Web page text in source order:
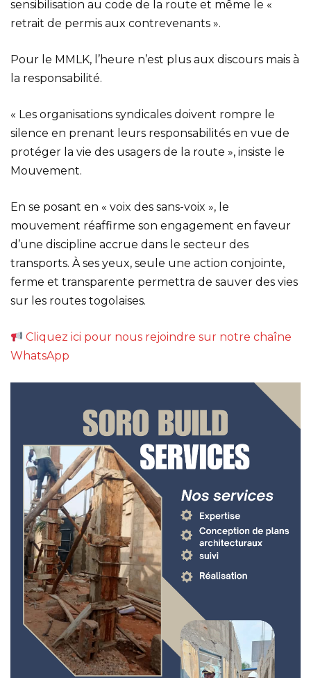
sensibilisation au code de la route et même le «
retrait de permis aux contrevenants ».
Pour le MMLK, l’heure n’est plus aux discours mais à
la responsabilité.
« Les organisations syndicales doivent rompre le
silence en prenant leurs responsabilités en vue de
protéger la vie des usagers de la route », insiste le
Mouvement.
En se posant en « voix des sans-voix », le
mouvement réaffirme son engagement en faveur
d’une discipline accrue dans le secteur des
transports. À ses yeux, seule une action conjointe,
ferme et transparente permettra de sauver des vies
sur les routes togolaises.
Cliquez ici pour nous rejoindre sur notre chaîne
WhatsApp